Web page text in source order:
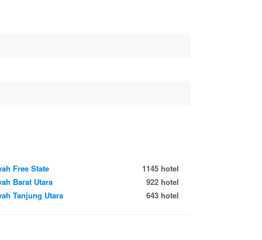
Free State
1145 hotel
Barat Utara
922 hotel
Tanjung Utara
643 hotel